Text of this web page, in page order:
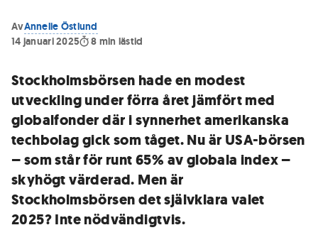
AvAnnelie Östlund
14 januari 2025
8 min lästid
Stockholmsbörsen hade en modest
utveckling under förra året jämfört med
globalfonder där i synnerhet amerikanska
techbolag gick som tåget. Nu är USA-börsen
– som står för runt 65% av globala index –
skyhögt värderad. Men är
Stockholmsbörsen det självklara valet
2025? Inte nödvändigtvis.